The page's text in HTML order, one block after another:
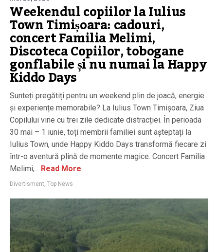
Weekendul copiilor la Iulius
Town Timișoara: cadouri,
concert Familia Melimi,
Discoteca Copiilor, tobogane
gonflabile și nu numai la Happy
Kiddo Days
Sunteți pregătiți pentru un weekend plin de joacă, energie
și experiențe memorabile? La Iulius Town Timișoara, Ziua
Copilului vine cu trei zile dedicate distracției. În perioada
30 mai – 1 iunie, toți membrii familiei sunt așteptați la
Iulius Town, unde Happy Kiddo Days transformă fiecare zi
într-o aventură plină de momente magice. Concert Familia
Melimi,... Read More
Divertisment, Top News